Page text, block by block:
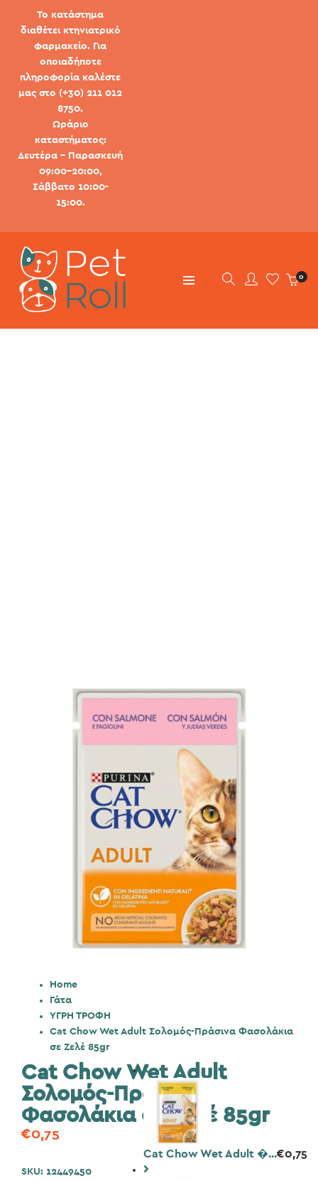
Το κατάστημα
διαθέτει κτηνιατρικό
φαρμακείο. Για
οποιαδήποτε
πληροφορία καλέστε
μας στο (+30) 211 012
8750.
Ωράριο
καταστήματος:
Δευτέρα - Παρασκευή
09:00-20:00,
Σάββατο 10:00-
15:00.
0
Home
Γάτα
ΥΓΡΗ ΤΡΟΦΗ
Cat Chow Wet Adult Σολομός-Πράσινα Φασολάκια
σε Ζελέ 85gr
Cat Chow Wet Adult �...€0,75
Cat Chow Wet Adult
Σολομός-Πράσινα
Φασολάκια σε Ζελέ 85gr
€0,75
SKU: 12449450